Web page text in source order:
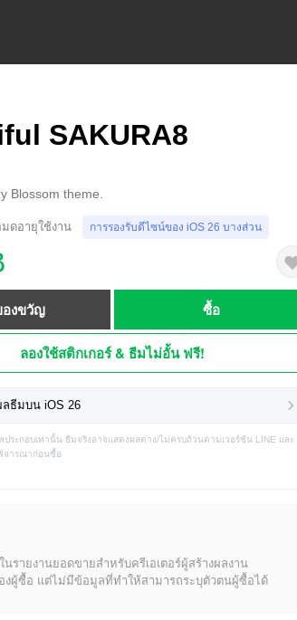
SAKURA8
Blossom theme.
ดอายุใช้งาน การรองรับดีไซน์ของ iOS 26 บางส่วน
องขวัญ ซื้อ
ลองใช้สติกเกอร์ & ธีมไม่อั้น ฟรี!
ลธีมบน iOS 26
ระกอบเท่านั้น ธีมจริงอาจแสดงผลต่าง/ไม่ครบถ้วนตามเวอร์ชัน LINE และ
จารณาก่อนซื้อ
รายงานยอดขายสำหรับครีเอเตอร์ผู้สร้างผลงาน
งผู้ซื้อ แต่ไม่มีข้อมูลที่ทำให้สามารถระบุตัวตนผู้ซื้อได้